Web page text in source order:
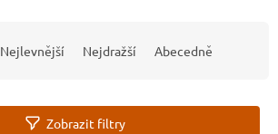
Nejlevnější Nejdražší Abecedně
Zobrazit filtry